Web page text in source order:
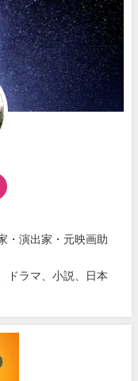
・演出家・元映画助
ドラマ、小説、日本